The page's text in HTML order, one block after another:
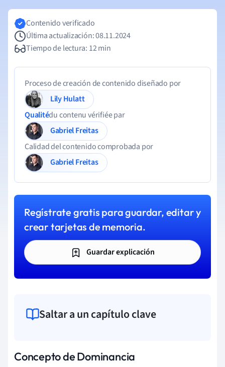
Contenido verificado
Última actualización: 08.11.2024
Tiempo de lectura: 12 min
Proceso de creación de contenido diseñado por
Lily Hulatt
Qualitédu contenu vérifiée par
Gabriel Freitas
Calidad del contenido comprobada por
Gabriel Freitas
Regístrate gratis para guardar, editar y
crear tarjetas de memoria.
Guardar explicación
Saltar a un capítulo clave
Concepto de Dominancia